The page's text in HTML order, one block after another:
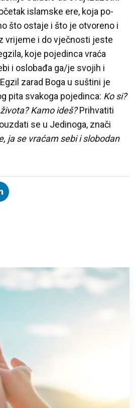
islamske ere, koja po-
što ostaje i što je otvoreno i
vrijeme i do vječnosti jeste
koje pojedinca vraća
i oslobađa ga/je svojih i
zarad Boga u suštini je
pita svakoga pojedinca: Ko si?
Kamo ideš?Prihvatiti
se u Jedinoga, znači
ja se vraćam sebi i slobodan